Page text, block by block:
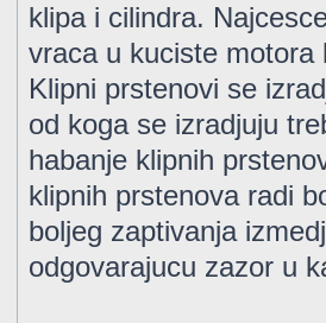
klipa i cilindra.
vraca u kuciste motora
Klipni prstenovi se
od koga se izradjuju
habanje klipnih
klipnih prstenova radi
boljeg zaptivanja
odgovarajucu zazor u